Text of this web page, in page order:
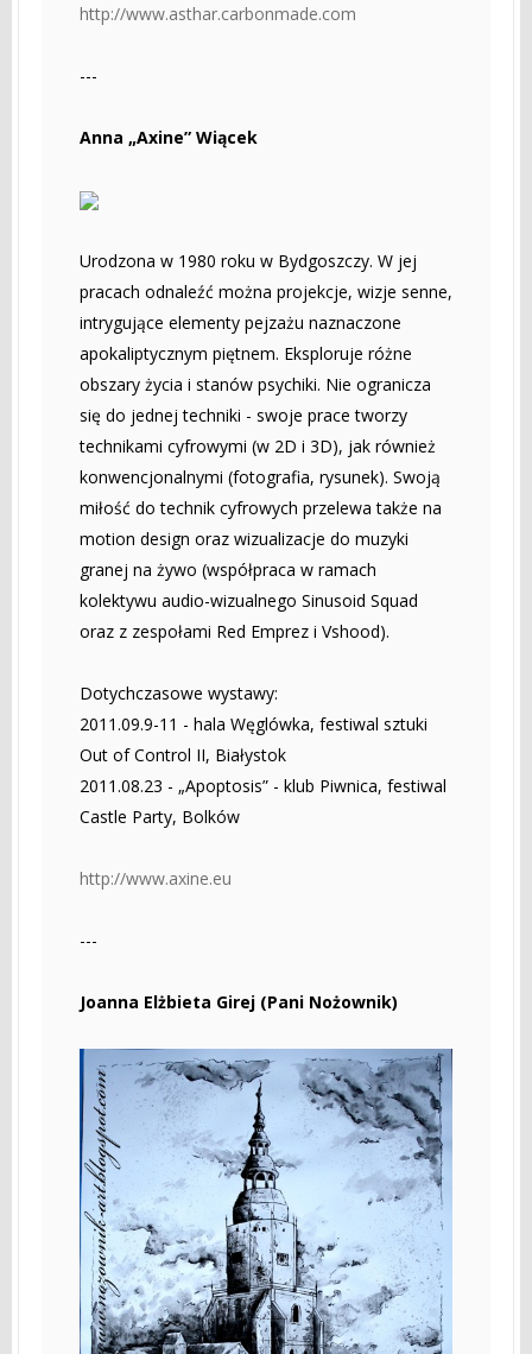
http://www.asthar.carbonmade.com
---
Anna „Axine” Wiącek
Urodzona w 1980 roku w Bydgoszczy. W jej
pracach odnaleźć można projekcje, wizje senne,
intrygujące elementy pejzażu naznaczone
apokaliptycznym piętnem. Eksploruje różne
obszary życia i stanów psychiki. Nie ogranicza
się do jednej techniki - swoje prace tworzy
technikami cyfrowymi (w 2D i 3D), jak również
konwencjonalnymi (fotografia, rysunek). Swoją
miłość do technik cyfrowych przelewa także na
motion design oraz wizualizacje do muzyki
granej na żywo (współpraca w ramach
kolektywu audio-wizualnego Sinusoid Squad
oraz z zespołami Red Emprez i Vshood).
Dotychczasowe wystawy:
2011.09.9-11 - hala Węglówka, festiwal sztuki
Out of Control II, Białystok
2011.08.23 - „Apoptosis” - klub Piwnica, festiwal
Castle Party, Bolków
http://www.axine.eu
---
Joanna Elżbieta Girej (Pani Nożownik)